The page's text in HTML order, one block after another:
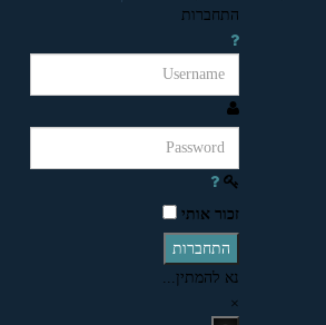
התחברות
זכור אותי
התחברות
נא להמתין...
×